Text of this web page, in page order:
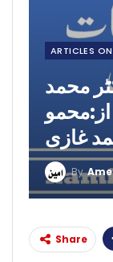
محمد
غازی
By
Share